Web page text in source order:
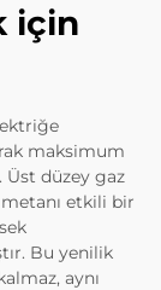
için
maksimum
düzey gaz
etkili bir
Bu yenilik
aynı